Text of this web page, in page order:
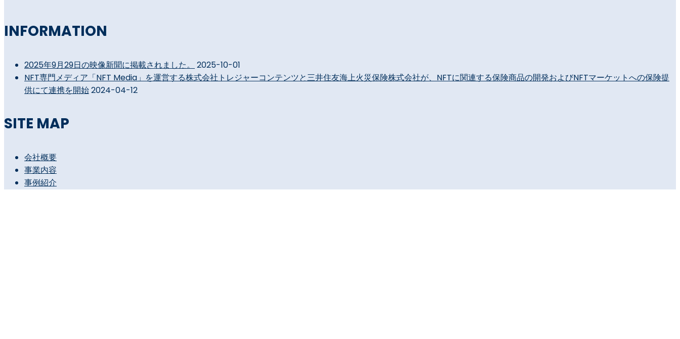
INFORMATION
2025年9月29日の映像新聞に掲載されました。
2025-10-01
NFT専門メディア「NFT Media」を運営する株式会社トレジャーコンテンツと三井住友海上火災保険株式会社が、NFTに関連する保険商品の開発およびNFTマーケットへの保険提
供にて連携を開始2024-04-12
SITE MAP
会社概要
事業内容
事例紹介